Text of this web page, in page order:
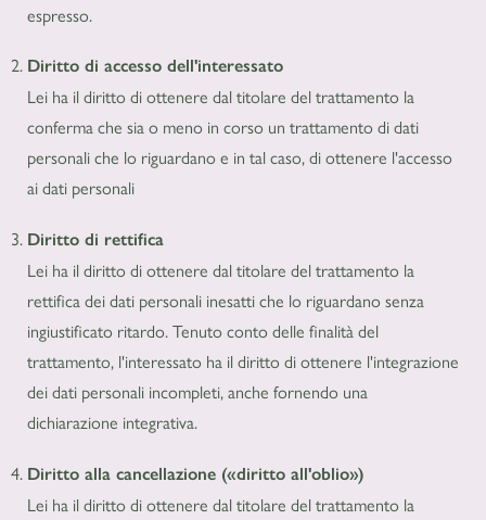
espresso.
Diritto di accesso dell'interessato
Lei ha il diritto di ottenere dal titolare del trattamento la
conferma che sia o meno in corso un trattamento di dati
personali che lo riguardano e in tal caso, di ottenere l'accesso
ai dati personali
Diritto di rettifica
Lei ha il diritto di ottenere dal titolare del trattamento la
rettifica dei dati personali inesatti che lo riguardano senza
ingiustificato ritardo. Tenuto conto delle finalità del
trattamento, l'interessato ha il diritto di ottenere l'integrazione
dei dati personali incompleti, anche fornendo una
dichiarazione integrativa.
Diritto alla cancellazione («diritto all'oblio»)
Lei ha il diritto di ottenere dal titolare del trattamento la